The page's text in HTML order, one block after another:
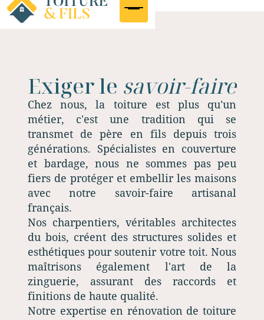
Exiger le savoir-faire
Chez nous, la toiture est plus qu'un
métier, c'est une tradition qui se
transmet de père en fils depuis trois
générations. Spécialistes en couverture
et bardage, nous ne sommes pas peu
fiers de protéger et embellir les maisons
avec notre savoir-faire artisanal
français.
Nos charpentiers, véritables architectes
du bois, créent des structures solides et
esthétiques pour soutenir votre toit. Nous
maîtrisons également l'art de la
zinguerie, assurant des raccords et
finitions de haute qualité.
Notre expertise en rénovation de toiture